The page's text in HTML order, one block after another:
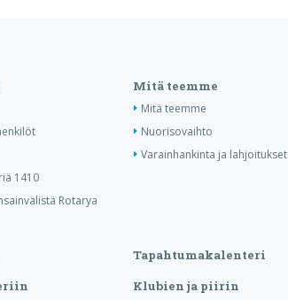
1410
Rotarya
Mitä teemme
Mitä teemme
Nuorisovaihto
Varainhankinta ja lahjoitukset
Tapahtumakalenteri
Klubien ja piirin